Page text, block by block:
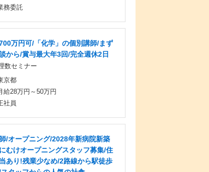
務委託
万円可/「化学」の個別講師/まず
から/賞与最大年3回/完全週休2日
数セミナー
京都
給28万円～50万円
社員
/オープニング/2028年新病院新築
むけオープニングスタッフ募集/住
あり!残業少なめ/2路線から駅徒歩